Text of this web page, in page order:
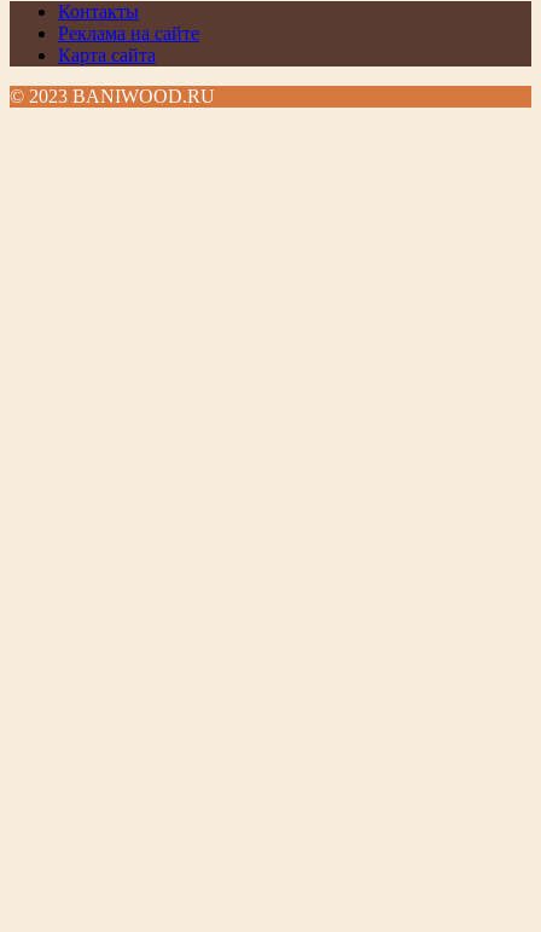
Контакты
Реклама на сайте
Карта сайта
© 2023 BANIWOOD.RU